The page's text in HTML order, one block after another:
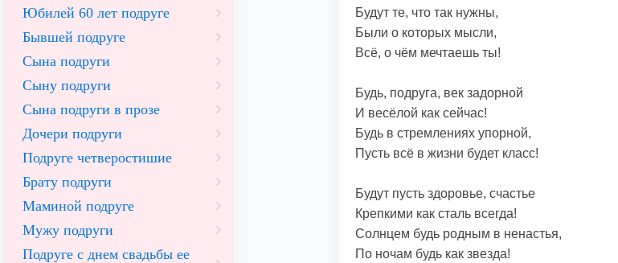
Будут те, что так нужны,
Были о которых мысли,
Всё, о чём мечтаешь ты!
Будь, подруга, век задорной
И весёлой как сейчас!
Будь в стремлениях упорной,
Пусть всё в жизни будет класс!
Будут пусть здоровье, счастье
Крепкими как сталь всегда!
Солнцем будь родным в ненастья,
По ночам будь как звезда!
Юбилей 60 лет подруге
Бывшей подруге
Сына подруги
Сыну подруги
Сына подруги в прозе
Дочери подруги
Подруге четверостишие
Брату подруги
Маминой подруге
Мужу подруги
Подруге с днем свадьбы ее